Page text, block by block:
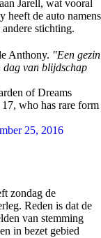
Jarell, wat vooral
heeft de auto namens
stichting.
Anthony. "Een gezin
dag van blijdschap
of Dreams
who has rare form
25, 2016
zondag de
Reden is dat de
van stemming
in bezet gebied